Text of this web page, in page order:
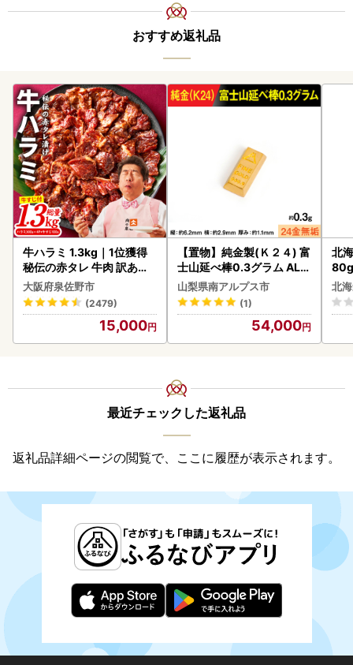
おすすめ返礼品
牛ハラミ 1.3kg｜1位獲得
秘伝の赤タレ 牛肉 訳あり
焼肉 BBQ
大阪府泉佐野市
(2479)
15,000
【置物】純金製(Ｋ２４) 富
士山延べ棒0.3グラム ALP
BK193
山梨県南アルプス市
(1)
54,000
北
ク
く
道
北
最近チェックした返礼品
返礼品詳細ページの閲覧で、ここに履歴が表示されます。